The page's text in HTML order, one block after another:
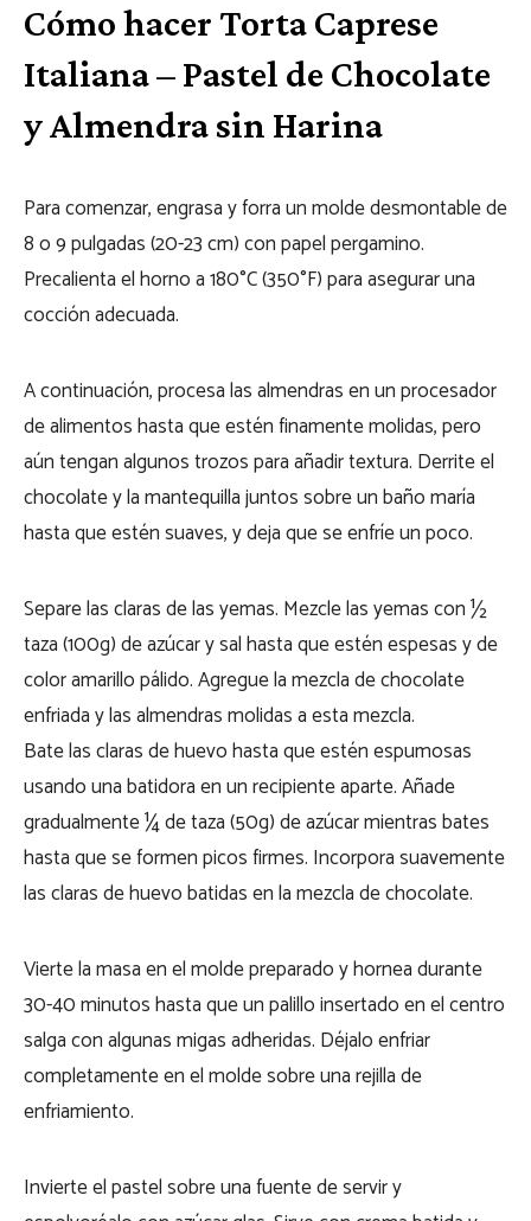
Cómo hacer Torta Caprese
Italiana – Pastel de Chocolate
y Almendra sin Harina
Para comenzar, engrasa y forra un molde desmontable de
8 o 9 pulgadas (20-23 cm) con papel pergamino.
Precalienta el horno a 180°C (350°F) para asegurar una
cocción adecuada.
A continuación, procesa las almendras en un procesador
de alimentos hasta que estén finamente molidas, pero
aún tengan algunos trozos para añadir textura. Derrite el
chocolate y la mantequilla juntos sobre un baño maría
hasta que estén suaves, y deja que se enfríe un poco.
Separe las claras de las yemas. Mezcle las yemas con ½
taza (100g) de azúcar y sal hasta que estén espesas y de
color amarillo pálido. Agregue la mezcla de chocolate
enfriada y las almendras molidas a esta mezcla.
Bate las claras de huevo hasta que estén espumosas
usando una batidora en un recipiente aparte. Añade
gradualmente ¼ de taza (50g) de azúcar mientras bates
hasta que se formen picos firmes. Incorpora suavemente
las claras de huevo batidas en la mezcla de chocolate.
Vierte la masa en el molde preparado y hornea durante
30-40 minutos hasta que un palillo insertado en el centro
salga con algunas migas adheridas. Déjalo enfriar
completamente en el molde sobre una rejilla de
enfriamiento.
Invierte el pastel sobre una fuente de servir y